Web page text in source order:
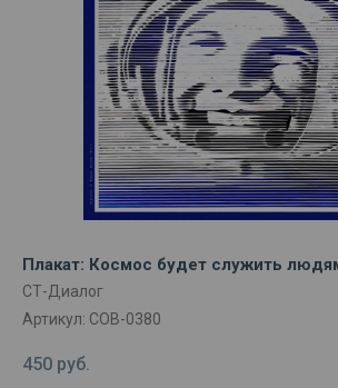
Плакат: Космос будет служить
СТ-Диалог
Артикул: СОВ-0380
450 руб.